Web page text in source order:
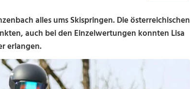
alles ums Skispringen. Die österreichischen
auch bei den Einzelwertungen konnten Lisa
erlangen.